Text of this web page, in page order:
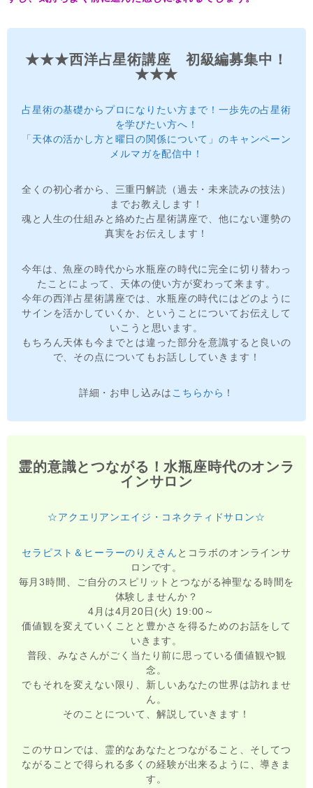
★★★西洋占星術講座 初級編募集中！
★★★
占星術の基礎からプロになりたい方まで！一歩先の占星術
を学びたい方へ！
「天体の活かし方と曜日の関係について」のキャンペーン
メルマガを配信中！
全くの初心者から、三重円解読（過去・未来読みの技法）
までお教えします！
魂と人生の仕組みと絡めた占星術講座で、他にない運勢の
真実をお伝えします！
今年は、魚座の時代から水瓶座の時代に完全に切り替わっ
たことによって、天体の使い方が変わって来ます。
今年の西洋占星術講座では、水瓶座の時代にはどのように
サインを活かしていくか、ということについてお伝えして
いこうと思います。
もちろん天体も今までとは違った部分を意識すると良いの
で、その点についてもお話ししていきます！
詳細・お申し込みは こちらから ！
霊的意識とつながる！水瓶座時代のオンラ
インサロン
☆アクエリアンエイジ・コネクティドサロン☆
セラピスト＆ヒーラーのりえさん とコラボのオンラインサ
ロンです。
毎月3時間、ご自分のスピリットとつながる神聖なる時間を
体験しませんか？
4月は4月20日(火) 19:00～
価値観を変えていくことと豊かさを得るためのお話をして
いきます。
普段、みなさんがごく当たり前に思っている価値観や観
念。
でもそれを変えない限り、新しいあなたの世界は訪れませ
ん。
そのことについて、解説していきます！
このサロンでは、霊的なあなたとつながること、そしてつ
ながることで得られる多くの経験が出来るように、導きま
す。